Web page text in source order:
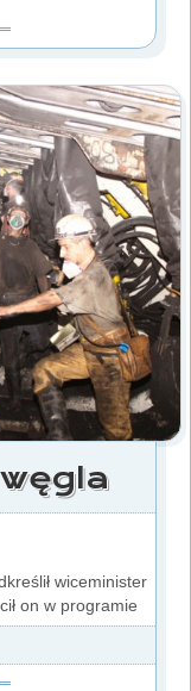
wiceminister
on w programie